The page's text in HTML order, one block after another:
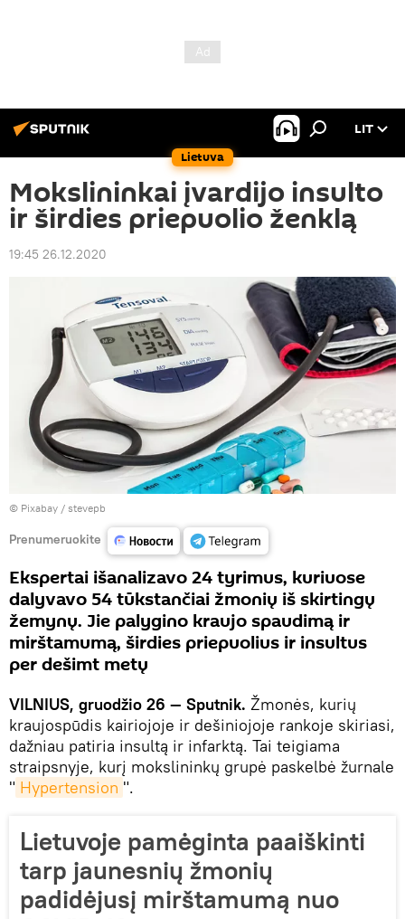
Lietuva
LIT
Mokslininkai įvardijo insulto
ir širdies priepuolio ženklą
19:45 26.12.2020
© Рixabay / stevepb
Prenumeruokite
Ekspertai išanalizavo 24 tyrimus, kuriuose
dalyvavo 54 tūkstančiai žmonių iš skirtingų
žemynų. Jie palygino kraujo spaudimą ir
mirštamumą, širdies priepuolius ir insultus
per dešimt metų
VILNIUS, gruodžio 26 — Sputnik. Žmonės, kurių
kraujospūdis kairiojoje ir dešiniojoje rankoje skiriasi,
dažniau patiria insultą ir infarktą. Tai teigiama
straipsnyje, kurį mokslininkų grupė paskelbė žurnale
" Hypertension ".
Lietuvoje pamėginta paaiškinti
tarp jaunesnių žmonių
padidėjusį mirštamumą nuo